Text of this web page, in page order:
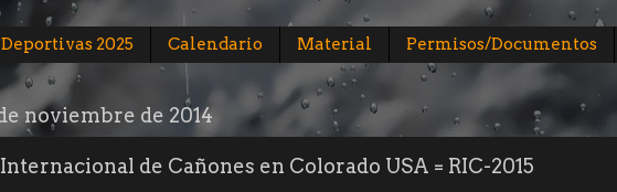
2025 Calendario Material Permisos/Documentos
noviembre de 2014
de Cañones en Colorado USA = RIC-2015